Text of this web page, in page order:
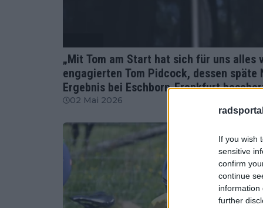
If you wish
sensitive
confirm
continue
information
further
„Mit Tom am Start hat sich für uns alles
engagierten Tom Pidcock, dessen
Ergebnis bei Eschborn-Frankfurt
02 Mai 2026